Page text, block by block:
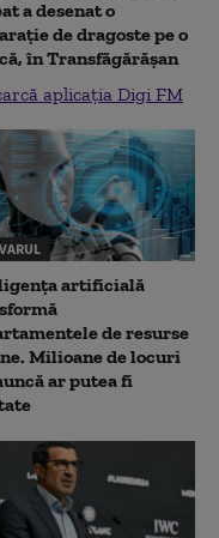
a desenat o
de dragoste pe o
în Transfăgărăşan
aplicația Digi FM
artificială
de resurse
Milioane de locuri
ar putea fi